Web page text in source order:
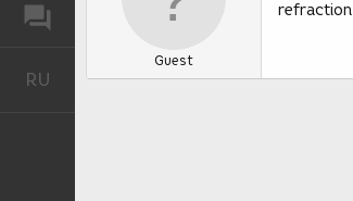
RU Русский
Guest
refraction